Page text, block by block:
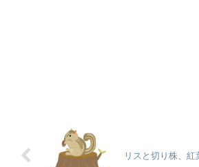
リスと切り株、紅